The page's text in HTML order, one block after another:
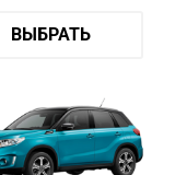
ВЫБРАТЬ